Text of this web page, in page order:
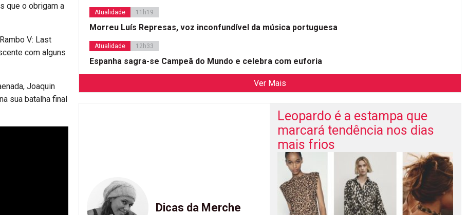
que o obrigam a
V: Last
com alguns
Joaquin
sua batalha final
Atualidade 11h19
Morreu Luís Represas, voz inconfundível da música portuguesa
Atualidade 12h33
Espanha sagra-se Campeã do Mundo e celebra com euforia
Ver Mais
Dicas da Merche
Leopardo é a estampa que
marcará tendência nos dias
mais frios